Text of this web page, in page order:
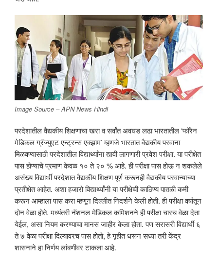
Image Source – APN News Hindi
परदेशातील वैद्यकीय शिक्षणाचा खरा व सर्वांत अवघड लढा भारतातील ‘फॉरेन
मेडिकल ग्रॅज्युएट एन्ट्रन्स एक्झाम’ म्हणजे भारतात वैद्यकीय परवाना
मिळवण्यासाठी परदेशातील विद्यार्थ्यांना द्यावी लागणारी प्रवेश परीक्षा. या परीक्षेत
पास होण्याचे प्रमाण केवळ १० ते २० % आहे. ही परीक्षा पास होऊ न शकलेले
असंख्य विद्यार्थी परदेशात वैद्यकीय शिक्षण पूर्ण करूनही वैद्यकीय परवान्याच्या
प्रतीक्षेत आहेत. अशा हजारो विद्यार्थ्यांनी या परीक्षेची काठिण्य पातळी कमी
करून आम्हाला पास करा म्हणून दिल्लीत निदर्शने केली होती. ही परीक्षा वर्षातून
दोन वेळा होते. मध्यंतरी नॅशनल मेडिकल कमिशनने ही परीक्षा चारच वेळा देता
येईल, असा नियम करण्याचा मानस जाहीर केला होता. पण सरासरी विद्यार्थी ६
ते ७ वेळा परीक्षा दिल्यावरच पास होतो, हे गृहीत धरून सध्या तरी केंद्र
शासनाने हा निर्णय लांबणीवर टाकला आहे.